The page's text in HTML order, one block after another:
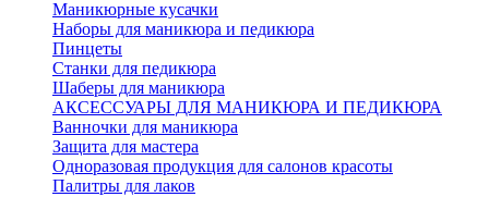
Маникюрные кусачки
Наборы для маникюра и педикюра
Пинцеты
Станки для педикюра
Шаберы для маникюра
АКСЕССУАРЫ ДЛЯ МАНИКЮРА И ПЕДИКЮРА
Ванночки для маникюра
Защита для мастера
Одноразовая продукция для салонов красоты
Палитры для лаков